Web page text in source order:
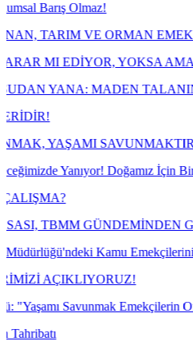
ORMAN EMEKÇİLERİNİN
YOKSA AMAÇ BAŞKA MI?
MADEN TALANINA DUR DE!
SAVUNMAKTIR.
Doğamız İçin Birleşelim,
GERİ
Kamu Emekçilerinin Can
Emekçilerin Ortak Görevidir"